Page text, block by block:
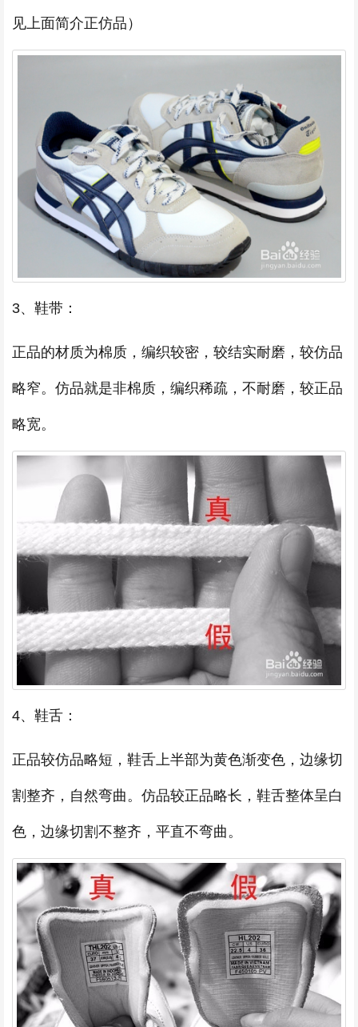
见上面简介正仿品）
3、鞋带：
正品的材质为棉质，编织较密，较结实耐磨，较仿品
略窄。仿品就是非棉质，编织稀疏，不耐磨，较正品
略宽。
4、鞋舌：
正品较仿品略短，鞋舌上半部为黄色渐变色，边缘切
割整齐，自然弯曲。仿品较正品略长，鞋舌整体呈白
色，边缘切割不整齐，平直不弯曲。